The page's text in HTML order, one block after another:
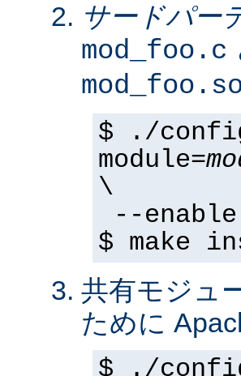
サードパー
mod_foo.c
$ ./
module=
\
--
$ make
共有モジュ
ために
$ ./